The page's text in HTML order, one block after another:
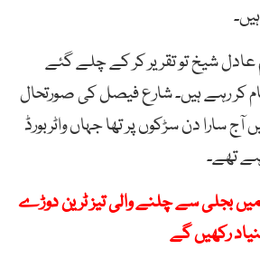
عادل شیخ تو تقریر کر کے چلے گئے
کر رہے ہیں۔ شارع فیصل کی صورتحال
سارا دن سڑکوں پر تھا جہاں واٹربورڈ
تھے۔
بجلی سے چلنے والی تیز ٹرین دوڑے
رکھیں گے